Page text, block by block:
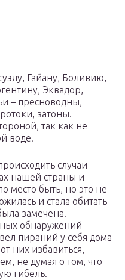
Гайану, Боливию,
Эквадор,
– пресноводны,
затоны.
так как не
воде.
случаи
нашей страны и
место быть, но это не
и стала обитать
замечена.
обнаружений
пираний у себя дома
них избавиться,
не думая о том, что
гибель.